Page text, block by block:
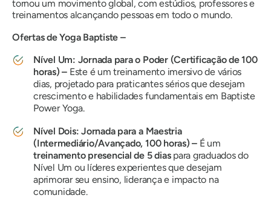
tornou um movimento global, com estúdios, professores e
treinamentos alcançando pessoas em todo o mundo.
Ofertas de Yoga Baptiste –
Nível Um: Jornada para o Poder (Certificação de 100
horas) – Este é um treinamento imersivo de vários
dias, projetado para praticantes sérios que desejam
crescimento e habilidades fundamentais em Baptiste
Power Yoga.
Nível Dois: Jornada para a Maestria
(Intermediário/Avançado, 100 horas) – É um
treinamento presencial de 5 diaspara graduados do
Nível Um ou líderes experientes que desejam
aprimorar seu ensino, liderança e impacto na
comunidade.